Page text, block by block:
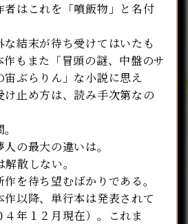
者はこれを「噴飯物」と名付
結末が待ち受けてはいたも
もまた「冒頭の謎、中盤のサ
ぶらりん」な小説に思え
け止め方は、読み手次第なの
の最大の違いは。
散しない。
を待ち望むばかりである。
作以降、単行本は発表されて
年１２月現在）。これま